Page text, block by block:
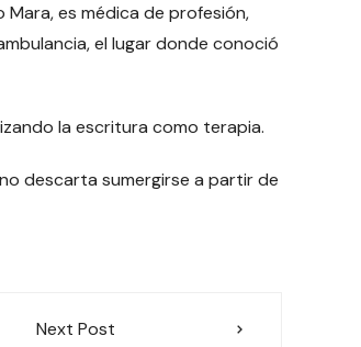
es médica de profesión,
el lugar donde conoció
la escritura como terapia.
descarta sumergirse a partir de
Next Post